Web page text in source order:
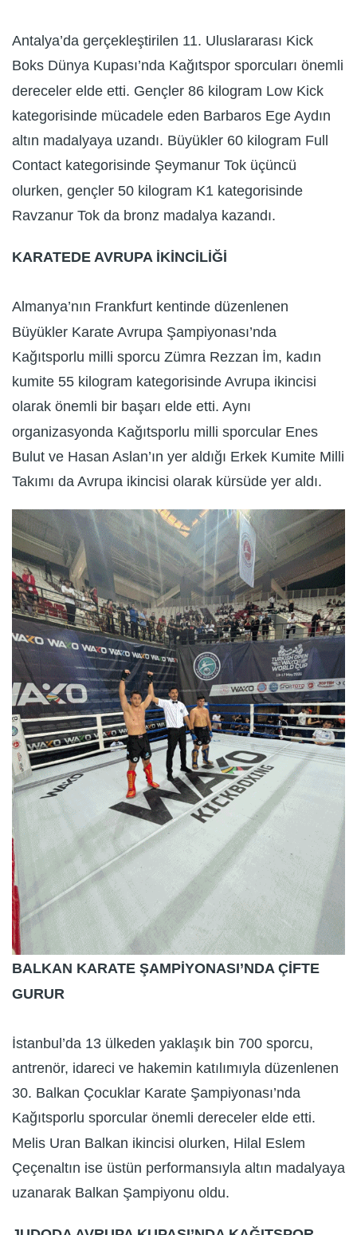
Antalya’da gerçekleştirilen 11. Uluslararası Kick
Boks Dünya Kupası’nda Kağıtspor sporcuları önemli
dereceler elde etti. Gençler 86 kilogram Low Kick
kategorisinde mücadele eden Barbaros Ege Aydın
altın madalyaya uzandı. Büyükler 60 kilogram Full
Contact kategorisinde Şeymanur Tok üçüncü
olurken, gençler 50 kilogram K1 kategorisinde
Ravzanur Tok da bronz madalya kazandı.
KARATEDE AVRUPA İKİNCİLİĞİ
Almanya’nın Frankfurt kentinde düzenlenen
Büyükler Karate Avrupa Şampiyonası’nda
Kağıtsporlu milli sporcu Zümra Rezzan İm, kadın
kumite 55 kilogram kategorisinde Avrupa ikincisi
olarak önemli bir başarı elde etti. Aynı
organizasyonda Kağıtsporlu milli sporcular Enes
Bulut ve Hasan Aslan’ın yer aldığı Erkek Kumite Milli
Takımı da Avrupa ikincisi olarak kürsüde yer aldı.
BALKAN KARATE ŞAMPİYONASI’NDA ÇİFTE
GURUR
İstanbul’da 13 ülkeden yaklaşık bin 700 sporcu,
antrenör, idareci ve hakemin katılımıyla düzenlenen
30. Balkan Çocuklar Karate Şampiyonası’nda
Kağıtsporlu sporcular önemli dereceler elde etti.
Melis Uran Balkan ikincisi olurken, Hilal Eslem
Çeçenaltın ise üstün performansıyla altın madalyaya
uzanarak Balkan Şampiyonu oldu.